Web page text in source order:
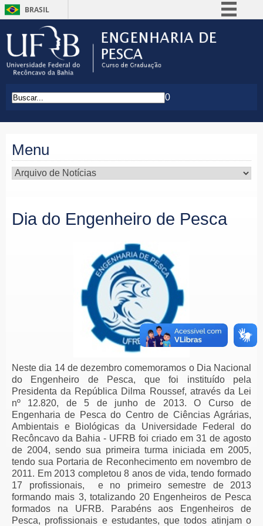
BRASIL
Legislação
Canais
0
Menu
Dia do Engenheiro de Pesca
Neste dia 14 de dezembro comemoramos o Dia Nacional
do Engenheiro de Pesca, que foi instituído pela
Presidenta da República Dilma Roussef, através da Lei
nº 12.820, de 5 de junho de 2013. O Curso de
Engenharia de Pesca do Centro de Ciências Agrárias,
Ambientais e Biológicas da Universidade Federal do
Recôncavo da Bahia - UFRB foi criado em 31 de agosto
de 2004, sendo sua primeira turma iniciada em 2005,
tendo sua Portaria de Reconhecimento em novembro de
2011. Em 2013 completou 8 anos de vida, tendo formado
17 profissionais, e no primeiro semestre de 2013
formando mais 3, totalizando 20 Engenheiros de Pesca
formados na UFRB. Parabéns aos Engenheiros de
Pesca, profissionais e estudantes, que todos atinjam o